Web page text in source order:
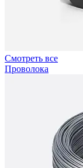
Смотреть все
Проволока